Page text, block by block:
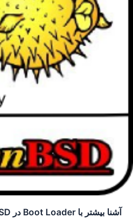
آشنا بیشتر با Boot Loader در OpenBSD